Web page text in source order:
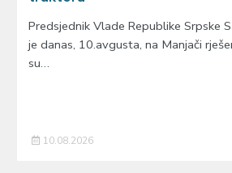
Predsjednik Vlade Republike Srpske
je danas, 10.avgusta, na Manjači
su…
10.08.2026